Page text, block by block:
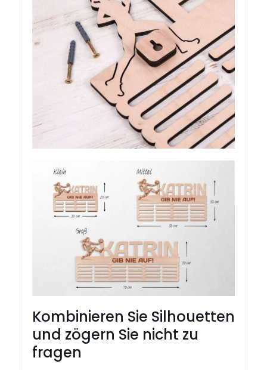
Kombinieren Sie Silhouetten
und zögern Sie nicht zu
fragen